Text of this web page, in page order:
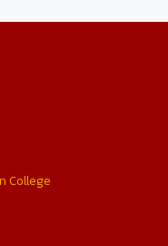
College